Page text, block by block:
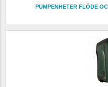
PUMPENHETER FLÖDE